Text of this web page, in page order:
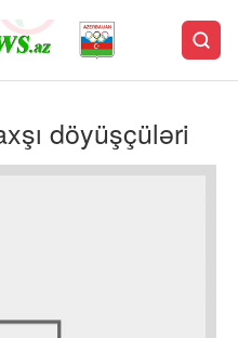
döyüşçüləri